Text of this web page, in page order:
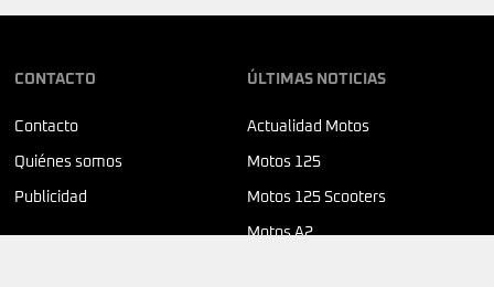
CONTACTO
Contacto
Quiénes somos
Publicidad
ÚLTIMAS NOTICIAS
Actualidad Motos
Motos 125
Motos 125 Scooters
Motos A2